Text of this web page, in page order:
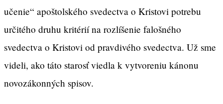
učenie“ apoštolského svedectva o Kristovi potrebu
určitého druhu kritérií na rozlíšenie falošného
svedectva o Kristovi od pravdivého svedectva. Už sme
videli, ako táto starosť viedla k vytvoreniu kánonu
novozákonných spisov.